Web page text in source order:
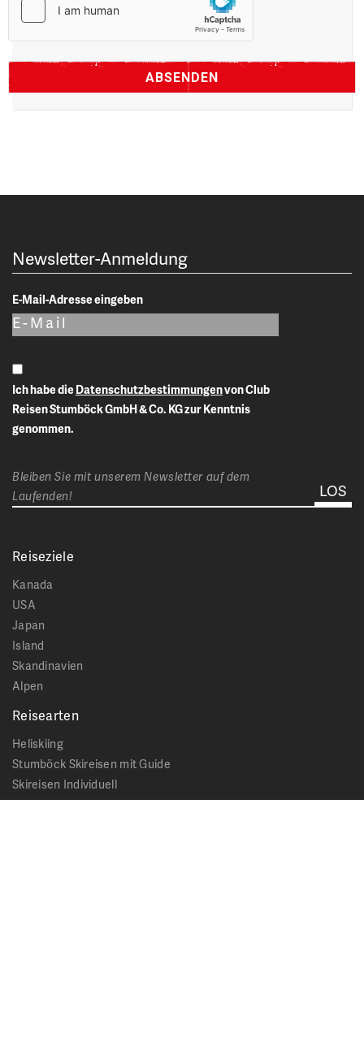
Newsletter-Anmeldung
E-Mail-Adresse eingeben
Ich habe dieDatenschutzbestimmungen
Reisen Stumböck GmbH & Co. KG zur Kenntnis
genommen.
Bleiben Sie mit unserem Newsletter auf dem
Laufenden!
Reiseziele
Kanada
USA
Japan
Island
Skandinavien
Alpen
Reisearten
Heliskiing
Stumböck Skireisen mit Guide
Skireisen Individuell
Catskiing